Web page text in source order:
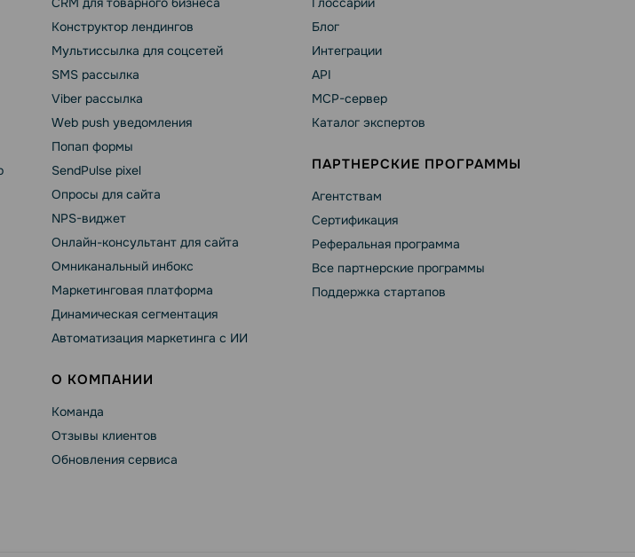
Конструктор лендингов
Мультиссылка для соцсетей
SMS рассылка
Viber рассылка
Web push уведомления
Попап формы
SendPulse pixel
Опросы для сайта
NPS-виджет
Онлайн-консультант для сайта
Омниканальный инбокс
Маркетинговая платформа
Динамическая сегментация
Автоматизация маркетинга с ИИ
О КОМПАНИИ
Команда
Отзывы клиентов
Обновления сервиса
Блог
Интеграции
API
MCP-сервер
Каталог экспертов
ПАРТНЕРСКИЕ ПРОГРАММЫ
Агентствам
Сертификация
Реферальная программа
Все партнерские программы
Поддержка стартапов